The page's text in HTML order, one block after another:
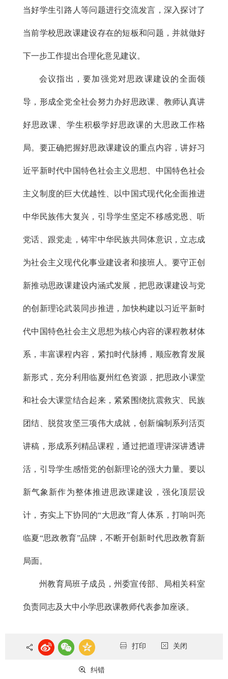
当好学生引路人等问题进行交流发言，深入探讨了
当前学校思政课建设存在的短板和问题，并就做好
下一步工作提出合理化意见建议。
会议指出，要加强党对思政课建设的全面领
导，形成全党全社会努力办好思政课、教师认真讲
好思政课、学生积极学好思政课的大思政工作格
局。要正确把握好思政课建设的重点内容，讲好习
近平新时代中国特色社会主义思想、中国特色社会
主义制度的巨大优越性、以中国式现代化全面推进
中华民族伟大复兴，引导学生坚定不移感党恩、听
党话、跟党走，铸牢中华民族共同体意识，立志成
为社会主义现代化事业建设者和接班人。要守正创
新推动思政课建设内涵式发展，把思政课建设与党
的创新理论武装同步推进，加快构建以习近平新时
代中国特色社会主义思想为核心内容的课程教材体
系，丰富课程内容，紧扣时代脉搏，顺应教育发展
新形式，充分利用临夏州红色资源，把思政小课堂
和社会大课堂结合起来，紧紧围绕抗震救灾、民族
团结、脱贫攻坚三项伟大成就，创新编制系列活页
讲稿，形成系列精品课程，通过把道理讲深讲透讲
活，引导学生感悟党的创新理论的强大力量。要以
新气象新作为整体推进思政课建设，强化顶层设
计，夯实上下协同的“大思政”育人体系，打响叫亮
临夏“思政教育”品牌，不断开创新时代思政教育新
局面。
州教育局班子成员，州委宣传部、局相关科室
负责同志及大中小学思政课教师代表参加座谈。
关闭
打印
纠错